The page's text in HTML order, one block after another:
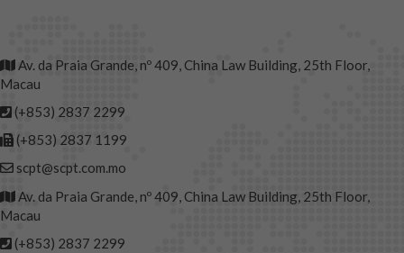
Av. da Praia Grande, nº 409, China Law Building, 25th Floor,
Macau
(+853) 2837 2299
(+853) 2837 1199
scpt@scpt.com.mo
Av. da Praia Grande, nº 409, China Law Building, 25th Floor,
Macau
(+853) 2837 2299